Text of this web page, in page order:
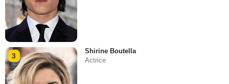
3
Shirine Boutella
Actrice